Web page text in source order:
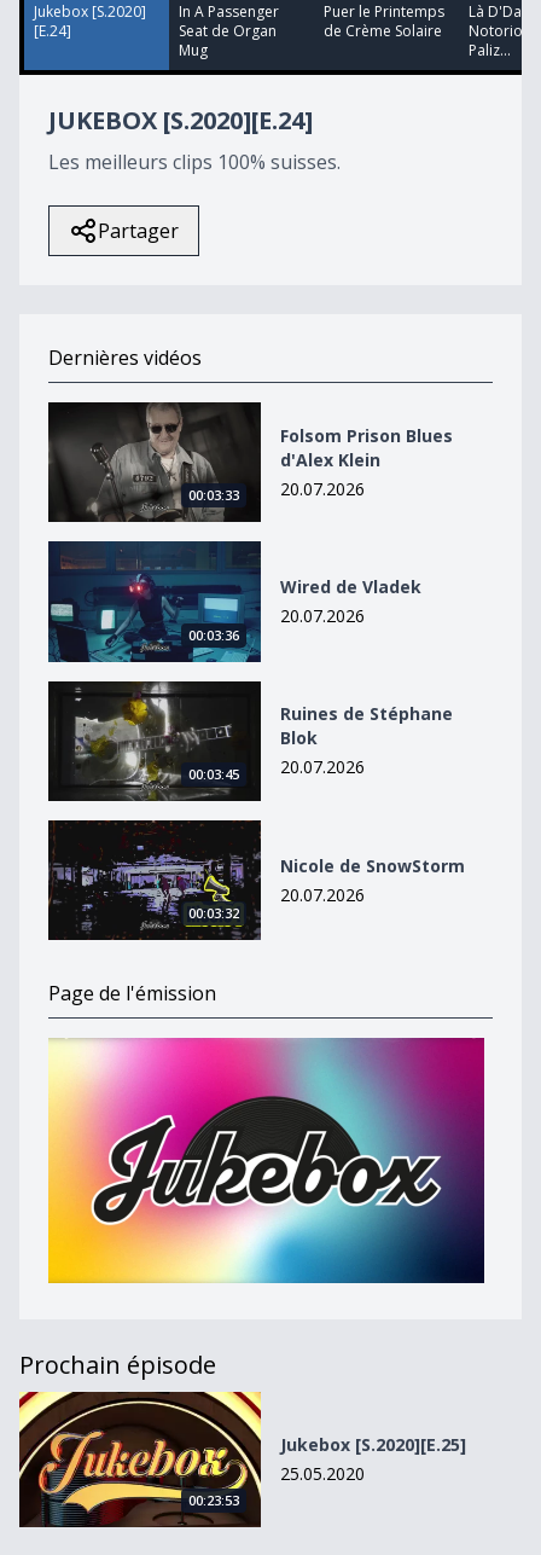
52
seconds
Jukebox [S.2020]
[E.24]
In A Passenger
Seat de Organ
Mug
Puer le Printemps
de Crème Solaire
Là
Paliz...
JUKEBOX [S.2020][E.24]
Les meilleurs clips 100% suisses.
Partager
Dernières vidéos
Folsom Prison Blues d&#039;Alex Klein
00:03:33
Folsom Prison Blues
d'Alex Klein
20.07.2026
Wired de Vladek
00:03:36
Wired de Vladek
20.07.2026
Ruines de Stéphane Blok
00:03:45
Ruines de Stéphane
Blok
20.07.2026
Nicole de SnowStorm
00:03:32
Nicole de SnowStorm
20.07.2026
Page de l'émission
Prochain épisode
Jukebox [S.2020][E.25]
00:23:53
Jukebox [S.2020][E.25]
25.05.2020